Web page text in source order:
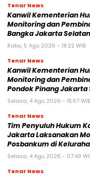
Tenar News
Kanwil Kementerian
Monitoring dan
Bangka Jakarta Selatan
Rabu, 5 Agu 2026 - 19:22 WIB
Tenar News
Kanwil Kementerian
Monitoring dan
Pondok Pinang Jakarta
Selasa, 4 Agu 2026 - 15:57 WIB
Tenar News
Tim Penyuluh Hukum
Jakarta Laksanakan
Posbankum di
Selasa, 4 Agu 2026 - 07:49
Tenar News